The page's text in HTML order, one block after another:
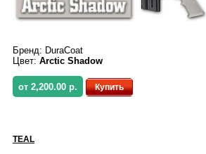
Бренд: DuraCoat
Цвет: Arctic Shadow
от 2,200.00 р. Купить
TEAL